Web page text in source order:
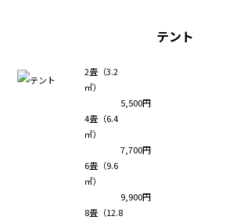
テント
2畳（3.2
㎡）
5,500円
4畳（6.4
㎡）
7,700円
6畳（9.6
㎡）
9,900円
8畳（12.8